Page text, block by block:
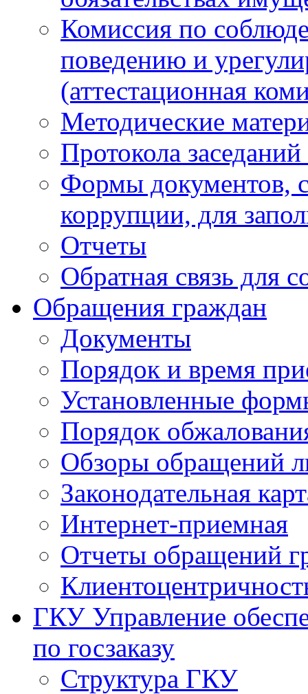
Комиссия по
поведению и
(аттестационная
Методические
Протокола
Формы документов,
коррупции, для
Отчеты
Обратная связь для
Обращения граждан
Документы
Порядок и время
Установленные
Порядок
Обзоры обращений
Законодательная
Интернет-приемная
Отчеты обращений
ГКУ Управление
по госзаказу
Структура ГКУ